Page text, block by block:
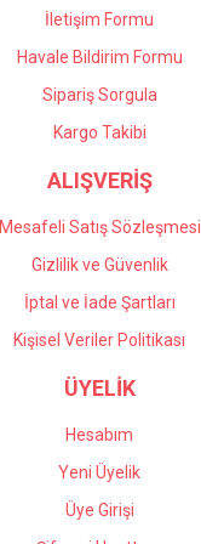
Gönder
İletişim Formu
Havale Bildirim Formu
Sipariş Sorgula
Kargo Takibi
ALIŞVERİŞ
Mesafeli Satış Sözleşmesi
Gizlilik ve Güvenlik
İptal ve İade Şartları
Kişisel Veriler Politikası
ÜYELİK
Hesabım
Yeni Üyelik
Üye Girişi